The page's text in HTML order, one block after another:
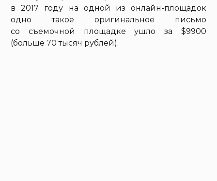
в 2017 году на одной из онлайн-площадок
одно такое оригинальное письмо
со съемочной площадке ушло за $9900
(больше 70 тысяч рублей).